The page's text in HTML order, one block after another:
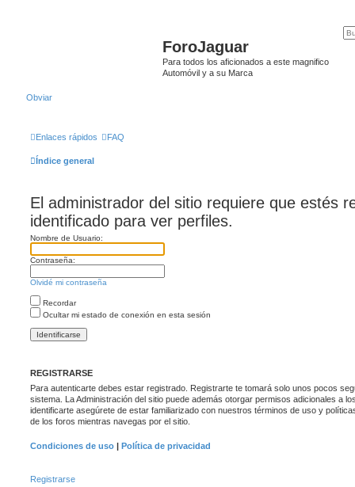
ForoJaguar
Para todos los aficionados a este magnifico
Automóvil y a su Marca
Obviar
Enlaces rápidos FAQ
Índice general
El administrador del sitio requiere que estés
identificado para ver perfiles.
Nombre de Usuario:
Contraseña:
Olvidé mi contraseña
Recordar
Ocultar mi estado de conexión en esta sesión
REGISTRARSE
Para autenticarte debes estar registrado. Registrarte te tomará solo unos pocos
sistema. La Administración del sitio puede además otorgar permisos adicionales a
identificarte asegúrete de estar familiarizado con nuestros términos de uso y
de los foros mientras navegas por el sitio.
Condiciones de uso | Política de privacidad
Registrarse